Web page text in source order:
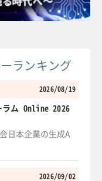
ランキング
2026/08/19
ラム Online 2026
日本企業の生成A
2026/09/02